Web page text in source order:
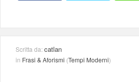
Scritta da:catlan
in Frasi & Aforismi (Tempi Moderni)